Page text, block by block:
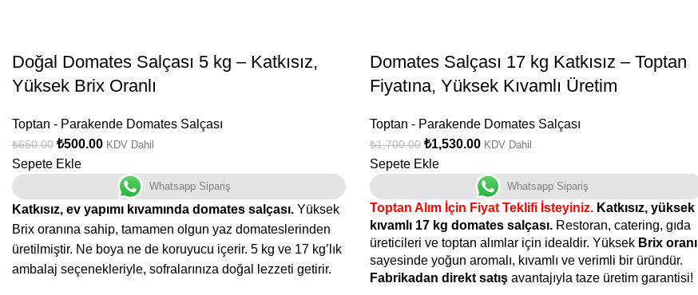
Doğal Domates Salçası 5 kg – Katkısız,
Yüksek Brix Oranlı
Toptan - Parakende Domates Salçası
₺650.00 ₺500.00 KDV Dahil
Sepete Ekle
Whatsapp Sipariş
Katkısız, ev yapımı kıvamında domates salçası. Yüksek
Brix oranına sahip, tamamen olgun yaz domateslerinden
üretilmiştir. Ne boya ne de koruyucu içerir. 5 kg ve 17 kg’lık
ambalaj seçenekleriyle, sofralarınıza doğal lezzeti getirir.
Domates Salçası 17 kg Katkısız – Toptan
Fiyatına, Yüksek Kıvamlı Üretim
Toptan - Parakende Domates Salçası
₺1,700.00 ₺1,530.00 KDV Dahil
Sepete Ekle
Whatsapp Sipariş
Toptan Alım İçin Fiyat Teklifi İsteyiniz. Katkısız, yüksek
kıvamlı 17 kg domates salçası. Restoran, catering, gıda
üreticileri ve toptan alımlar için idealdir. Yüksek Brix oranı
sayesinde yoğun aromalı, kıvamlı ve verimli bir üründür.
Fabrikadan direkt satış avantajıyla taze üretim garantisi!